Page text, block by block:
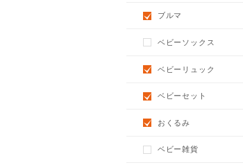
ブルマ
ベビーソックス
ベビーリュック
ベビーセット
おくるみ
ベビー雑貨